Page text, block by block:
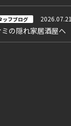
ッフブログ 2026.07.21
ミの隠れ家居酒屋へ